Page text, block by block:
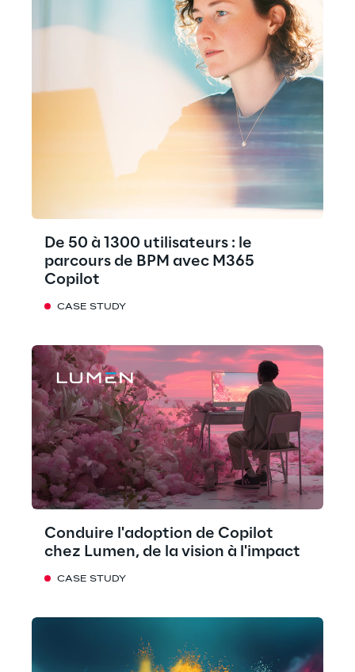
De 50 à 1300 utilisateurs : le
parcours de BPM avec M365
Copilot
CASE STUDY
Conduire l'adoption de Copilot
chez Lumen, de la vision à l'impact
CASE STUDY